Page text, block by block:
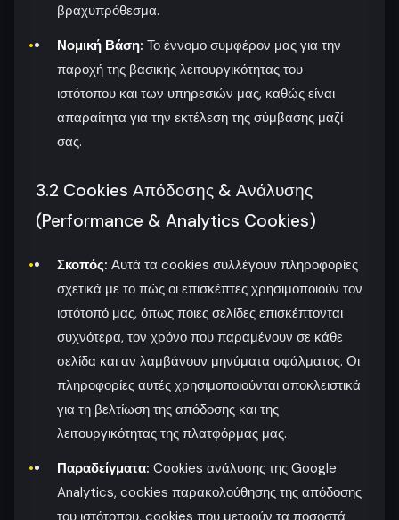
βραχυπρόθεσμα.
Νομική Βάση: Το έννομο συμφέρον μας για την
παροχή της βασικής λειτουργικότητας του
ιστότοπου και των υπηρεσιών μας, καθώς είναι
απαραίτητα για την εκτέλεση της σύμβασης μαζί
σας.
3.2 Cookies Απόδοσης & Ανάλυσης
(Performance & Analytics Cookies)
Σκοπός: Αυτά τα cookies συλλέγουν πληροφορίες
σχετικά με το πώς οι επισκέπτες χρησιμοποιούν τον
ιστότοπό μας, όπως ποιες σελίδες επισκέπτονται
συχνότερα, τον χρόνο που παραμένουν σε κάθε
σελίδα και αν λαμβάνουν μηνύματα σφάλματος. Οι
πληροφορίες αυτές χρησιμοποιούνται αποκλειστικά
για τη βελτίωση της απόδοσης και της
λειτουργικότητας της πλατφόρμας μας.
Παραδείγματα: Cookies ανάλυσης της Google
Analytics, cookies παρακολούθησης της απόδοσης